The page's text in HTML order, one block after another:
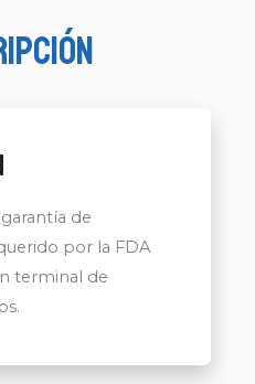
de
por la FDA
terminal de